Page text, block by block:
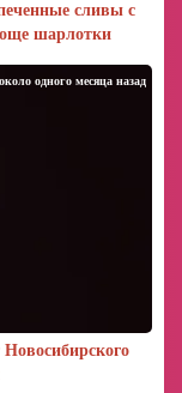
сливы с
шарлотки
около одного месяца назад